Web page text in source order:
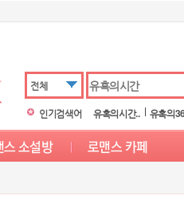
전체
인기검색어
유혹의시간.. 유혹의